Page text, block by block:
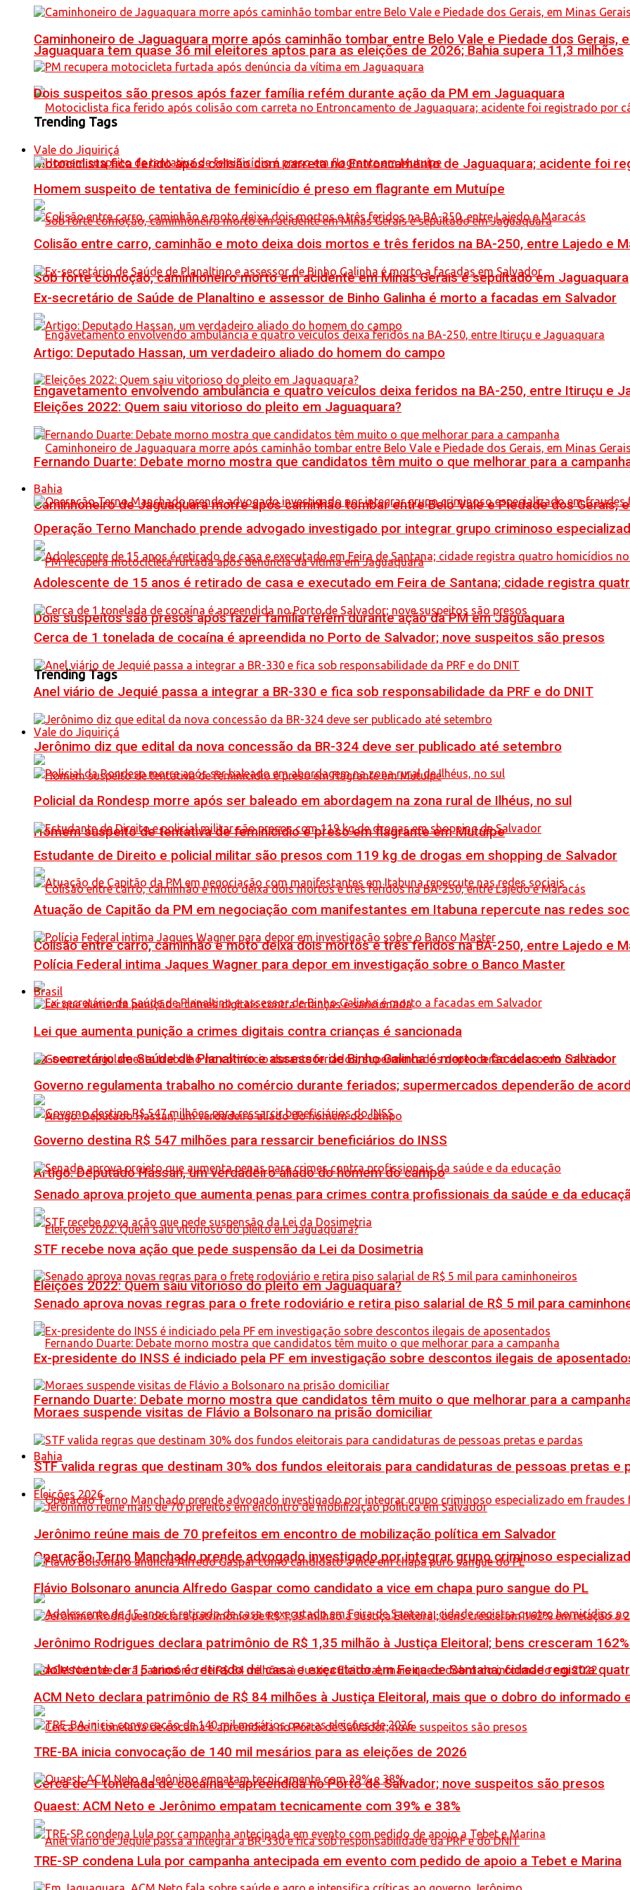
Jaguaquara tem quase 36 mil eleitores aptos para as eleições de 2026; Bahia supera 11,3 milhões
Motociclista fica ferido após colisão com carreta no Entroncamento de Jaguaquara; acidente foi
Sob forte comoção, caminhoneiro morto em acidente em Minas Gerais é sepultado em Jaguaquara
Engavetamento envolvendo ambulância e quatro veículos deixa feridos na BA-250, entre Itiruçu e
Caminhoneiro de Jaguaquara morre após caminhão tombar entre Belo Vale e Piedade dos Gerais,
Dois suspeitos são presos após fazer família refém durante ação da PM em Jaguaquara
Trending Tags
Vale do Jiquiriçá
Homem suspeito de tentativa de feminicídio é preso em flagrante em Mutuípe
Colisão entre carro, caminhão e moto deixa dois mortos e três feridos na BA-250, entre Lajedo e
Ex-secretário de Saúde de Planaltino e assessor de Binho Galinha é morto a facadas em Salvador
Artigo: Deputado Hassan, um verdadeiro aliado do homem do campo
Eleições 2022: Quem saiu vitorioso do pleito em Jaguaquara?
Fernando Duarte: Debate morno mostra que candidatos têm muito o que melhorar para a
Bahia
Operação Terno Manchado prende advogado investigado por integrar grupo criminoso
Adolescente de 15 anos é retirado de casa e executado em Feira de Santana; cidade registra
Cerca de 1 tonelada de cocaína é apreendida no Porto de Salvador; nove suspeitos são presos
Caminhoneiro de Jaguaquara morre após caminhão tombar entre Belo Vale e Piedade dos Gerais,
Dois suspeitos são presos após fazer família refém durante ação da PM em Jaguaquara
Trending Tags
Vale do Jiquiriçá
Homem suspeito de tentativa de feminicídio é preso em flagrante em Mutuípe
Colisão entre carro, caminhão e moto deixa dois mortos e três feridos na BA-250, entre Lajedo e
Ex-secretário de Saúde de Planaltino e assessor de Binho Galinha é morto a facadas em Salvador
Artigo: Deputado Hassan, um verdadeiro aliado do homem do campo
Eleições 2022: Quem saiu vitorioso do pleito em Jaguaquara?
Fernando Duarte: Debate morno mostra que candidatos têm muito o que melhorar para a
Bahia
Operação Terno Manchado prende advogado investigado por integrar grupo criminoso
Adolescente de 15 anos é retirado de casa e executado em Feira de Santana; cidade registra
Cerca de 1 tonelada de cocaína é apreendida no Porto de Salvador; nove suspeitos são presos
Anel viário de Jequié passa a integrar a BR-330 e fica sob responsabilidade da PRF e do DNIT
Jerônimo diz que edital da nova concessão da BR-324 deve ser publicado até setembro
Policial da Rondesp morre após ser baleado em abordagem na zona rural de Ilhéus, no sul
Estudante de Direito e policial militar são presos com 119 kg de drogas em shopping de Salvador
Atuação de Capitão da PM em negociação com manifestantes em Itabuna repercute nas redes
Polícia Federal intima Jaques Wagner para depor em investigação sobre o Banco Master
Brasil
Lei que aumenta punição a crimes digitais contra crianças é sancionada
Governo regulamenta trabalho no comércio durante feriados; supermercados dependerão de
Governo destina R$ 547 milhões para ressarcir beneficiários do INSS
Senado aprova projeto que aumenta penas para crimes contra profissionais da saúde e da
STF recebe nova ação que pede suspensão da Lei da Dosimetria
Senado aprova novas regras para o frete rodoviário e retira piso salarial de R$ 5 mil para
Ex-presidente do INSS é indiciado pela PF em investigação sobre descontos ilegais de
Moraes suspende visitas de Flávio a Bolsonaro na prisão domiciliar
STF valida regras que destinam 30% dos fundos eleitorais para candidaturas de pessoas pretas e
Eleições 2026
Jerônimo reúne mais de 70 prefeitos em encontro de mobilização política em Salvador
Flávio Bolsonaro anuncia Alfredo Gaspar como candidato a vice em chapa puro sangue do PL
Jerônimo Rodrigues declara patrimônio de R$ 1,35 milhão à Justiça Eleitoral; bens cresceram
ACM Neto declara patrimônio de R$ 84 milhões à Justiça Eleitoral, mais que o dobro do informado
TRE-BA inicia convocação de 140 mil mesários para as eleições de 2026
Quaest: ACM Neto e Jerônimo empatam tecnicamente com 39% e 38%
TRE-SP condena Lula por campanha antecipada em evento com pedido de apoio a Tebet e Marina